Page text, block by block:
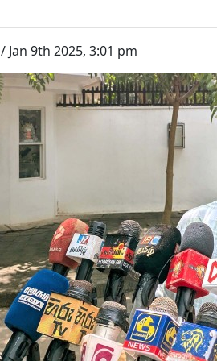
/ Jan 9th 2025, 3:01 pm